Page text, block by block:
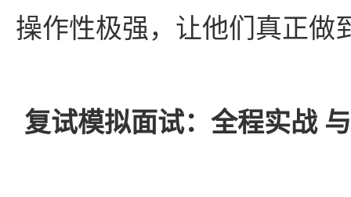
操作性极强，让他们真正做
复试模拟面试：全程实战